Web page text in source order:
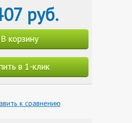
руб.
В корзину
в 1-клик
к сравнению